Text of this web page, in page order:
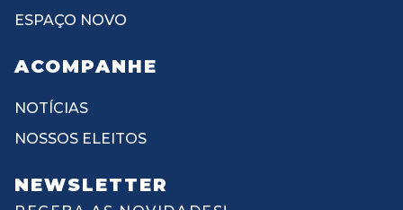
ESPAÇO NOVO
ACOMPANHE
NOTÍCIAS
NOSSOS ELEITOS
NEWSLETTER